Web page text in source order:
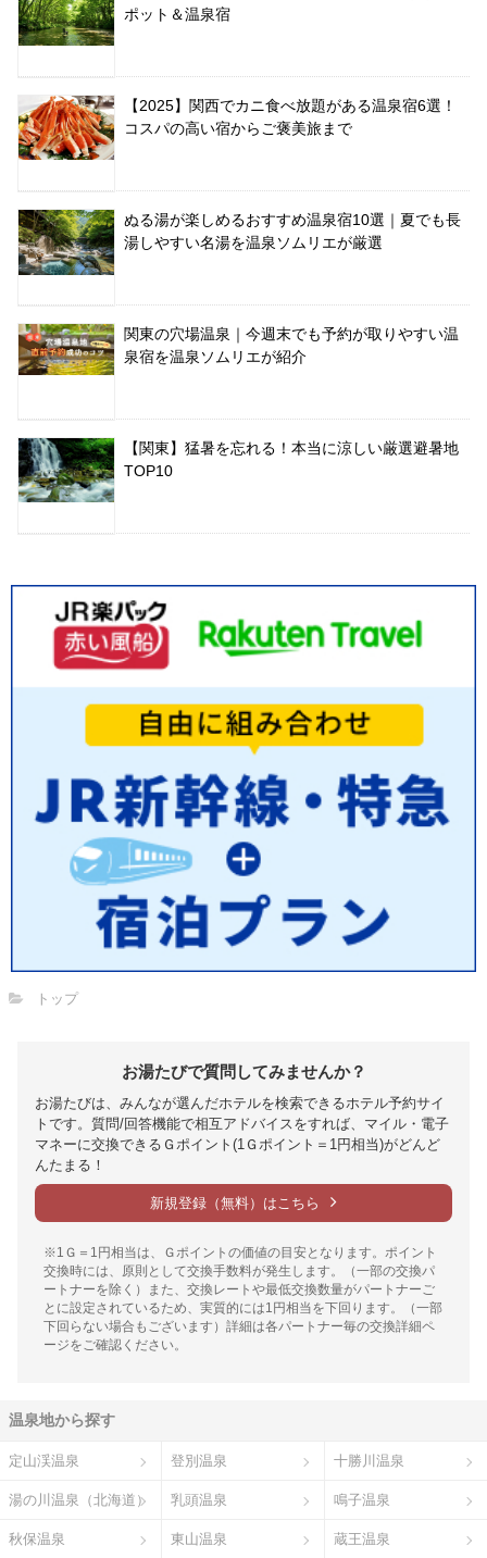
ポット＆温泉宿
【2025】関西でカニ食べ放題がある温泉宿6選！
コスパの高い宿からご褒美旅まで
ぬる湯が楽しめるおすすめ温泉宿10選｜夏でも長
湯しやすい名湯を温泉ソムリエが厳選
関東の穴場温泉｜今週末でも予約が取りやすい温
泉宿を温泉ソムリエが紹介
【関東】猛暑を忘れる！本当に涼しい厳選避暑地
TOP10
トップ
お湯たびで質問してみませんか？
お湯たびは、みんなが選んだホテルを検索できるホテル予約サイ
トです。質問/回答機能で相互アドバイスをすれば、マイル・電子
マネーに交換できるＧポイント(1Ｇポイント＝1円相当)がどんど
んたまる！
新規登録（無料）はこちら
※1Ｇ＝1円相当は、Ｇポイントの価値の目安となります。ポイント
交換時には、原則として交換手数料が発生します。（一部の交換パ
ートナーを除く）また、交換レートや最低交換数量がパートナーご
とに設定されているため、実質的には1円相当を下回ります。（一部
下回らない場合もございます）詳細は各パートナー毎の交換詳細ペ
ージをご確認ください。
温泉地から探す
定山渓温泉 登別温泉 十勝川温泉
湯の川温泉（北海道） 乳頭温泉 鳴子温泉
秋保温泉 東山温泉 蔵王温泉